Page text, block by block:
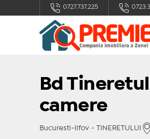
0727.737.225
Bd
camere
Bucuresti-Ilfov - TINERETULUI